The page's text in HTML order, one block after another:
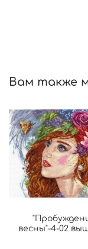
Вам также
весны"-4-02